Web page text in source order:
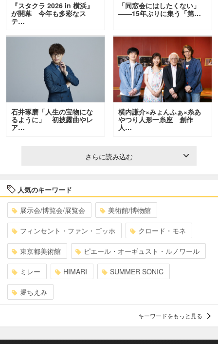
『スタクラ 2026 in 横浜』
が開幕 今年も多彩なス
テ…
「同窓会にはしたくない」
――15年ぶりに集う「第…
石井琢磨「人生の宝物にな
るように」 初披露曲やレ
ア…
横内謙介×みょんふぁ×糸あ
やつり人形一糸座 創作
人…
さらに読み込む
人気のキーワード
展示会/博覧会/展覧会 美術館/博物館
フィンセント・ファン・ゴッホ クロード・モネ
東京都美術館 ピエール・オーギュスト・ルノワール
ミレー HIMARI SUMMER SONIC
堀ちえみ
キーワードをもっと見る